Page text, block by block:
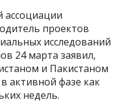
ассоциации
проектов
исследований
24 марта заявил,
и Пакистаном
активной фазе как
недель.